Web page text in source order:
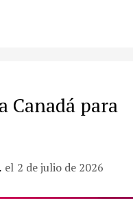
Canadá para
el 2 de julio de 2026